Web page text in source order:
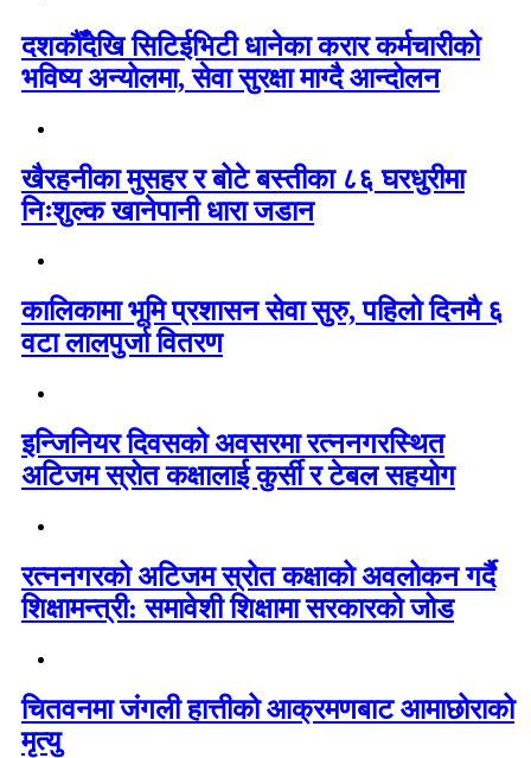
दशकौँदेखि सिटिईभिटी धानेका करार कर्मचारीको
भविष्य अन्योलमा, सेवा सुरक्षा माग्दै आन्दोलन
खैरहनीका मुसहर र बोटे बस्तीका ८६ घरधुरीमा
निःशुल्क खानेपानी धारा जडान
कालिकामा भूमि प्रशासन सेवा सुरु, पहिलो दिनमै ६
वटा लालपुर्जा वितरण
इन्जिनियर दिवसको अवसरमा रत्ननगरस्थित
अटिजम स्रोत कक्षालाई कुर्सी र टेबल सहयोग
रत्ननगरको अटिजम स्रोत कक्षाको अवलोकन गर्दै
शिक्षामन्त्री: समावेशी शिक्षामा सरकारको जोड
चितवनमा जंगली हात्तीको आक्रमणबाट आमाछोराको
मृत्यु